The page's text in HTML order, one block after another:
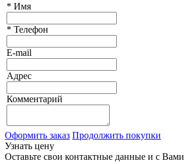
* Имя
* Телефон
E-mail
Адрес
Комментарий
Оформить заказ Продолжить покупки
Узнать цену
Оставьте свои контактные данные и с Вами